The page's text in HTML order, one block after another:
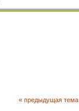
« предыдущая тема